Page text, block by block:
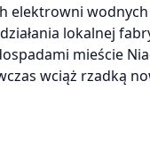
elektrowni
lokalnej
mieście
wciąż rzadką